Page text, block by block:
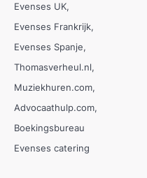
Evenses UK
Evenses Frankrijk
Evenses Spanje
Thomasverheul.nl
Muziekhuren.com
Advocaathulp.com
Boekingsbureau
Evenses catering